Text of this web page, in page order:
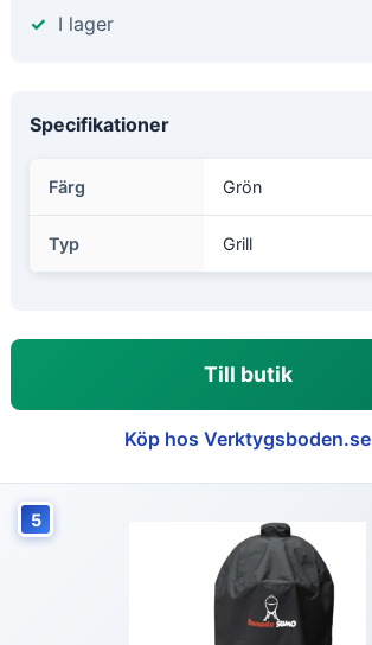
I lager
Specifikationer
Färg Grön
Typ Grill
Till butik
Köp hos Verktygsboden.se
5